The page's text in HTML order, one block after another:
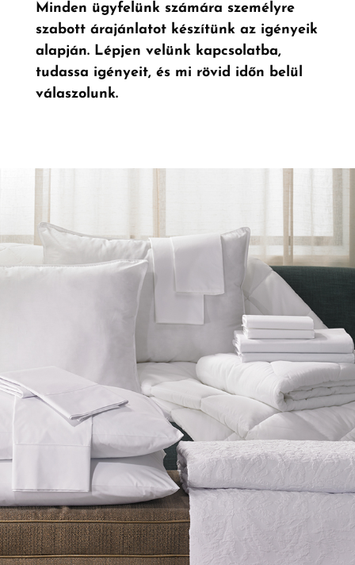
Minden ügyfelünk számára személyre
szabott árajánlatot készítünk az igényeik
alapján. Lépjen velünk kapcsolatba,
tudassa igényeit, és mi rövid időn belül
válaszolunk.